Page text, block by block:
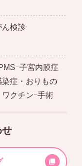
ん検診
ｰ子宮内膜症
染症・おりもの
クチンｰ手術
せ